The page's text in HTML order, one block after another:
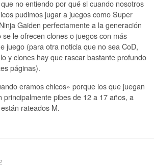
no entiendo por qué si cuando nosotros
pudimos jugar a juegos como Super
Gaiden perfectamente a la generación
se le ofrecen clones o juegos con más
juego (para otra noticia que no sea CoD,
y clones hay que rascar bastante profundo
páginas).
eramos chicos» porque los que juegan
principalmente pibes de 12 a 17 años, a
rateados M.